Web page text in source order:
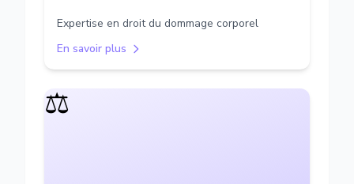
Expertise en droit du dommage corporel
En savoir plus
⚖️